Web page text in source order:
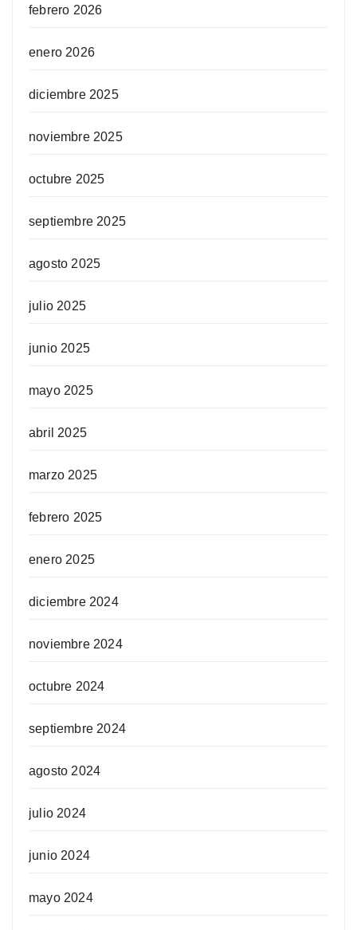
febrero 2026
enero 2026
diciembre 2025
noviembre 2025
octubre 2025
septiembre 2025
agosto 2025
julio 2025
junio 2025
mayo 2025
abril 2025
marzo 2025
febrero 2025
enero 2025
diciembre 2024
noviembre 2024
octubre 2024
septiembre 2024
agosto 2024
julio 2024
junio 2024
mayo 2024